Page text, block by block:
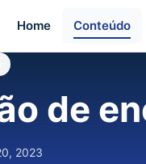
Home Conteúdo
de
2023